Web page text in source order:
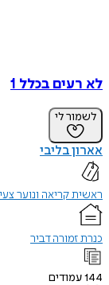
לא רעים בכלל 1
לשמור לי
אארון בליבי
ראשית קריאה ונוער
כנרת זמורה דביר
144עמודים